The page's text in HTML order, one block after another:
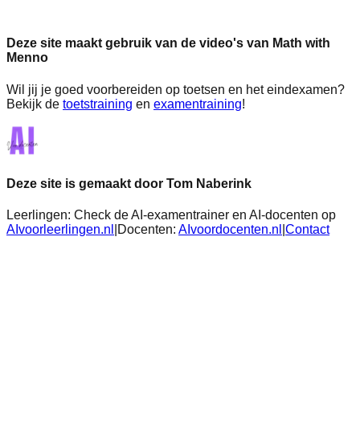
Deze site maakt gebruik van de video's van Math with
Menno
Wil jij je goed voorbereiden op toetsen en het eindexamen?
Bekijk de toetstraining en examentraining!
Deze site is gemaakt door Tom Naberink
Leerlingen: Check de AI-examentrainer en AI-docenten op
AIvoorleerlingen.nl
Docenten: AIvoordocenten.nl Contact